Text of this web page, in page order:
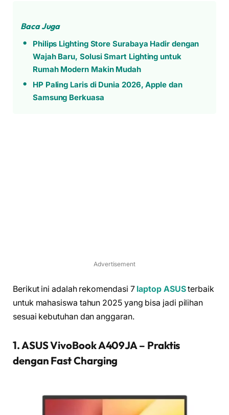
Baca Juga
Philips Lighting Store Surabaya Hadir dengan
Wajah Baru, Solusi Smart Lighting untuk
Rumah Modern Makin Mudah
HP Paling Laris di Dunia 2026, Apple dan
Samsung Berkuasa
Advertisement
Berikut ini adalah rekomendasi 7 laptop ASUSterbaik
untuk mahasiswa tahun 2025 yang bisa jadi pilihan
sesuai kebutuhan dan anggaran.
1. ASUS VivoBook A409JA – Praktis
dengan Fast Charging